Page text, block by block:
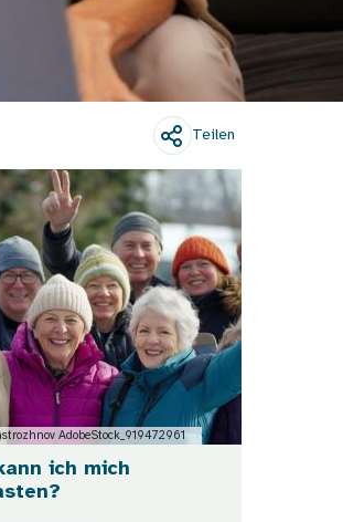
Teilen
AdobeStock_919472961
ich mich